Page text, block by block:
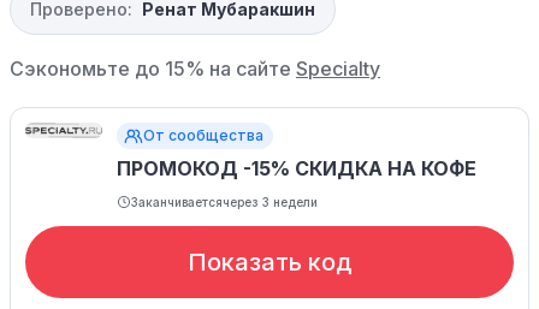
Проверено: Ренат Мубаракшин
Сэкономьте до 15% на сайте Specialty
От сообщества
ПРОМОКОД -15% СКИДКА НА КОФЕ
Заканчиваетсячерез 3 недели
Показать код